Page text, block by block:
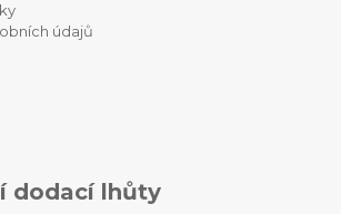
údajů
dodací lhůty